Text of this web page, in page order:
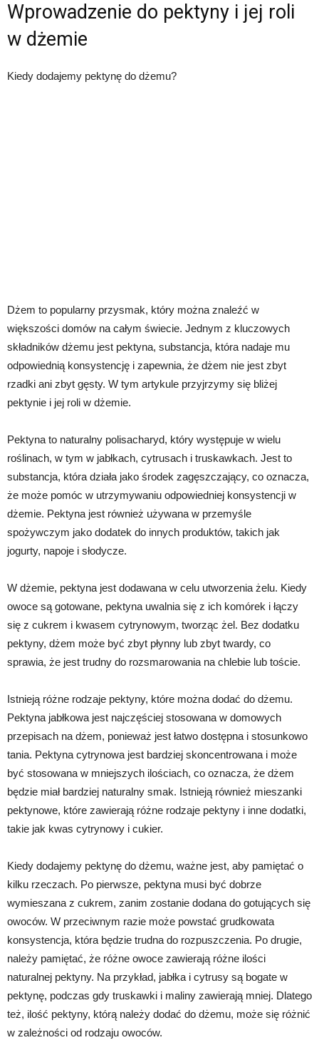
Wprowadzenie do pektyny i jej roli
w dżemie
Kiedy dodajemy pektynę do dżemu?
Dżem to popularny przysmak, który można znaleźć w
większości domów na całym świecie. Jednym z kluczowych
składników dżemu jest pektyna, substancja, która nadaje mu
odpowiednią konsystencję i zapewnia, że dżem nie jest zbyt
rzadki ani zbyt gęsty. W tym artykule przyjrzymy się bliżej
pektynie i jej roli w dżemie.
Pektyna to naturalny polisacharyd, który występuje w wielu
roślinach, w tym w jabłkach, cytrusach i truskawkach. Jest to
substancja, która działa jako środek zagęszczający, co oznacza,
że ​​może pomóc w utrzymywaniu odpowiedniej konsystencji w
dżemie. Pektyna jest również używana w przemyśle
spożywczym jako dodatek do innych produktów, takich jak
jogurty, napoje i słodycze.
W dżemie, pektyna jest dodawana w celu utworzenia żelu. Kiedy
owoce są gotowane, pektyna uwalnia się z ich komórek i łączy
się z cukrem i kwasem cytrynowym, tworząc żel. Bez dodatku
pektyny, dżem może być zbyt płynny lub zbyt twardy, co
sprawia, że ​​jest trudny do rozsmarowania na chlebie lub toście.
Istnieją różne rodzaje pektyny, które można dodać do dżemu.
Pektyna jabłkowa jest najczęściej stosowana w domowych
przepisach na dżem, ponieważ jest łatwo dostępna i stosunkowo
tania. Pektyna cytrynowa jest bardziej skoncentrowana i może
być stosowana w mniejszych ilościach, co oznacza, że ​​dżem
będzie miał bardziej naturalny smak. Istnieją również mieszanki
pektynowe, które zawierają różne rodzaje pektyny i inne dodatki,
takie jak kwas cytrynowy i cukier.
Kiedy dodajemy pektynę do dżemu, ważne jest, aby pamiętać o
kilku rzeczach. Po pierwsze, pektyna musi być dobrze
wymieszana z cukrem, zanim zostanie dodana do gotujących się
owoców. W przeciwnym razie może powstać grudkowata
konsystencja, która będzie trudna do rozpuszczenia. Po drugie,
należy pamiętać, że różne owoce zawierają różne ilości
naturalnej pektyny. Na przykład, jabłka i cytrusy są bogate w
pektynę, podczas gdy truskawki i maliny zawierają mniej. Dlatego
też, ilość pektyny, którą należy dodać do dżemu, może się różnić
w zależności od rodzaju owoców.